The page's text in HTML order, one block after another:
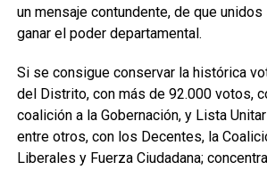
un mensaje contundente, de que
ganar el poder departamental.
Si se consigue conservar la histórica
del Distrito, con más de 92.000 votos,
coalición a la Gobernación, y Lista
entre otros, con los Decentes, la
Liberales y Fuerza Ciudadana;